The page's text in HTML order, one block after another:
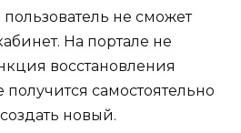
не сможет
На портале не
восстановления
получится самостоятельно
новый.